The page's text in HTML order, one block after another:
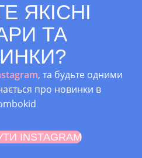
ЯКІСНІ
ТА
, та будьте одними
про новинки в
INSTAGRAM